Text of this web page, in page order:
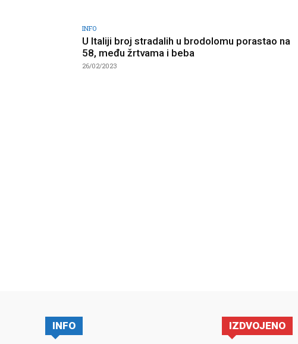
INFO
U Italiji broj stradalih u brodolomu porastao na
58, među žrtvama i beba
26/02/2023
INFO IZDVOJENO